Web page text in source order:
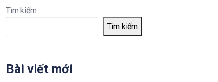
Tìm kiếm
Tìm kiếm
Bài viết mới